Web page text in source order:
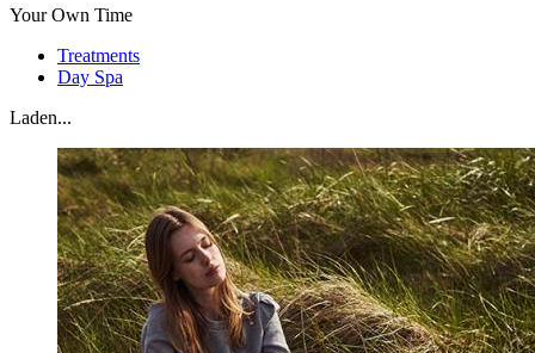
Your Own Time
Treatments
Day Spa
Laden...